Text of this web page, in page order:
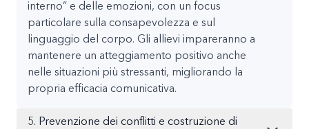
interno” e delle emozioni, con un focus
particolare sulla consapevolezza e sul
linguaggio del corpo. Gli allievi impareranno a
mantenere un atteggiamento positivo anche
nelle situazioni più stressanti, migliorando la
propria efficacia comunicativa.
5. Prevenzione dei conflitti e costruzione di